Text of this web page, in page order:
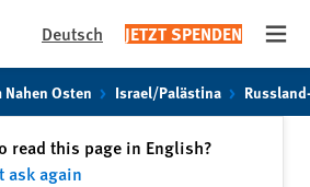
Deutsch JETZT SPENDEN
Nahen Osten Israel/Palästina
read this page in English?
ask again